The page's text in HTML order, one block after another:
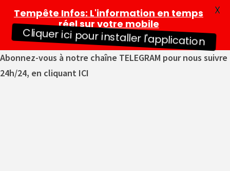
Abonnez-vous à notre chaîne TELEGRAM pour nous suivre
24h/24, en cliquant ICI
Tempête Infos: L'information en temps
réel sur votre mobile
Cliquer ici pour installer l'application
X